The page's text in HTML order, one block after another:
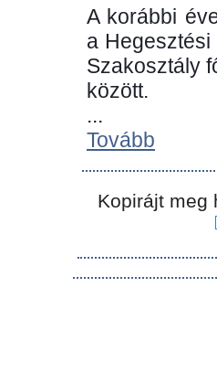
A korábbi
a
Szakosztály
között.
...
Tovább
Kopirájt meg